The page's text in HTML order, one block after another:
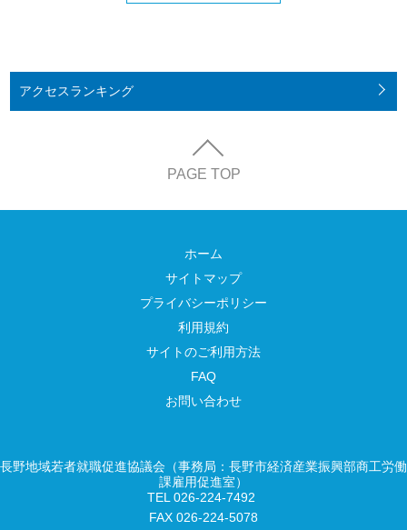
アクセスランキング
PAGE TOP
ホーム
サイトマップ
プライバシーポリシー
利用規約
サイトのご利用方法
FAQ
お問い合わせ
長野地域若者就職促進協議会（事務局：長野市経済産業振興部商工労働
課雇用促進室）
TEL 026-224-7492
FAX 026-224-5078